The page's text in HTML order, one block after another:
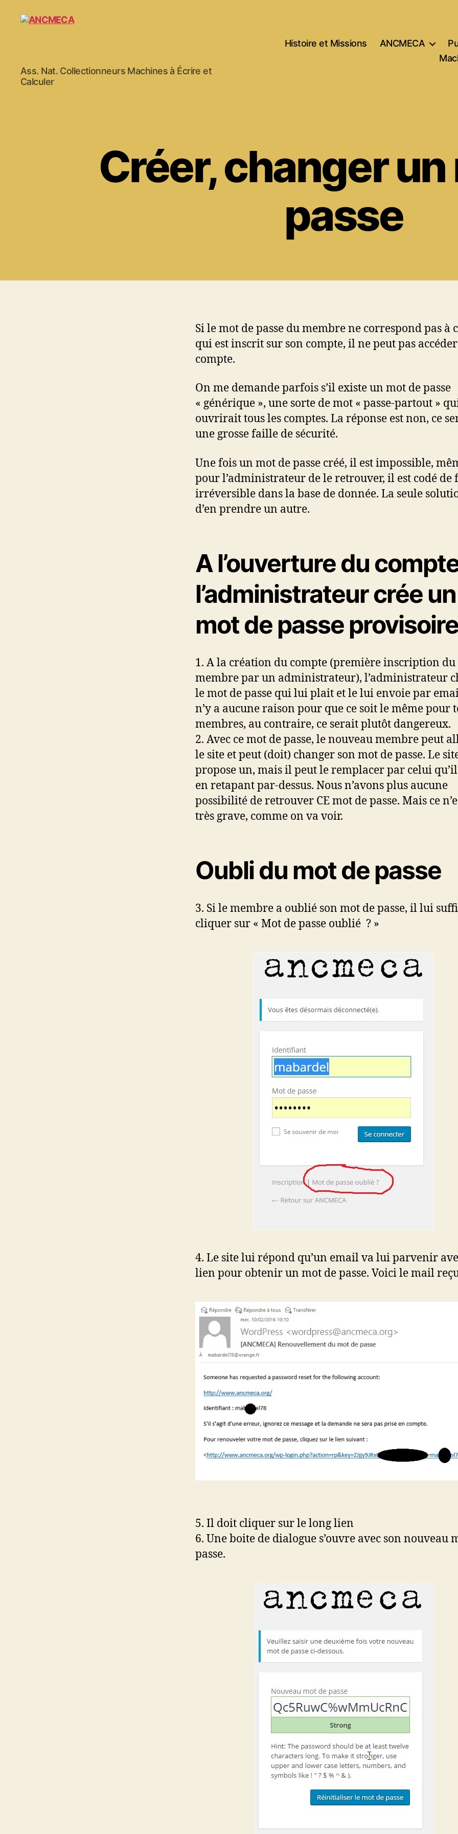
ANCMECA
Ass. Nat. Collectionneurs Machines à Écrire et
Calculer
Histoire et Missions ANCMECA
Créer, changer
passe
Si le mot de passe du membre ne correspond pas à
qui est inscrit sur son compte, il ne peut pas
compte.
On me demande parfois s’il existe un mot de passe
« générique », une sorte de mot « passe-partout »
ouvrirait tous les comptes. La réponse est non, ce
une grosse faille de sécurité.
Une fois un mot de passe créé, il est impossible,
pour l’administrateur de le retrouver, il est codé de
irréversible dans la base de donnée. La seule
d’en prendre un autre.
A l’ouverture du
l’administrateur crée un
mot de passe provisoire
1. A la création du compte (première inscription du
membre par un administrateur), l’administrateur
le mot de passe qui lui plait et le lui envoie par
n’y a aucune raison pour que ce soit le même pour
membres, au contraire, ce serait plutôt dangereux.
2. Avec ce mot de passe, le nouveau membre peut
le site et peut (doit) changer son mot de passe. Le
propose un, mais il peut le remplacer par celui
en retapant par-dessus. Nous n’avons plus aucune
possibilité de retrouver CE mot de passe. Mais ce
très grave, comme on va voir.
Oubli du mot de passe
3. Si le membre a oublié son mot de passe, il lui
cliquer sur « Mot de passe oublié ? »
4. Le site lui répond qu’un email va lui parvenir
lien pour obtenir un mot de passe. Voici le mail
5. Il doit cliquer sur le long lien
6. Une boite de dialogue s’ouvre avec son nouveau
passe.